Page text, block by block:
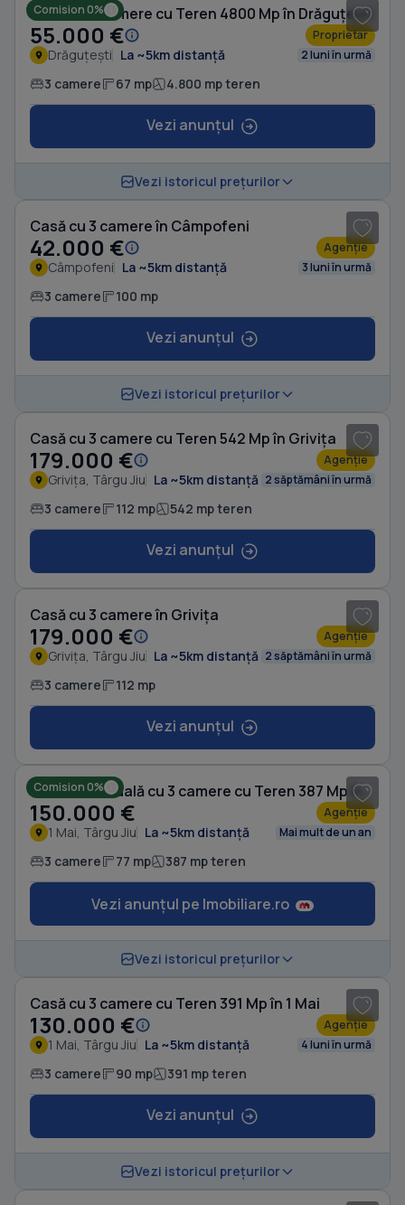
Comision 0%
Casă cu 3 camere cu Teren 4800 Mp în Drăguțești
55.000 € Proprietar
Drăguțești La ~5km distanță 2 luni în urmă
3 camere 67 mp 4.800 mp teren
Vezi anunțul
Vezi istoricul prețurilor
Casă cu 3 camere în Câmpofeni
42.000 € Agenție
Câmpofeni La ~5km distanță 3 luni în urmă
3 camere 100 mp
Vezi anunțul
Vezi istoricul prețurilor
Casă cu 3 camere cu Teren 542 Mp în Grivița
179.000 € Agenție
Grivița, Târgu Jiu La ~5km distanță 2 săptămâni în urmă
3 camere 112 mp 542 mp teren
Vezi anunțul
Casă cu 3 camere în Grivița
179.000 € Agenție
Grivița, Târgu Jiu La ~5km distanță 2 săptămâni în urmă
3 camere 112 mp
Vezi anunțul
Comision 0% Casă individuală cu 3 camere cu Teren 387 Mp în 1 Mai
150.000 € Agenție
1 Mai, Târgu Jiu La ~5km distanță Mai mult de un an
3 camere 77 mp 387 mp teren
Vezi anunțul pe Imobiliare.ro
Vezi istoricul prețurilor
Casă cu 3 camere cu Teren 391 Mp în 1 Mai
130.000 € Agenție
1 Mai, Târgu Jiu La ~5km distanță 4 luni în urmă
3 camere 90 mp 391 mp teren
Vezi anunțul
Vezi istoricul prețurilor